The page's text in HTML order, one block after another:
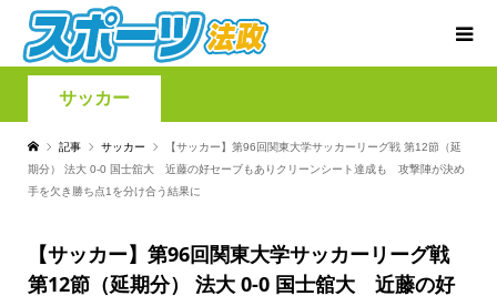
サッカー
記事 サッカー
【サッカー】第96回関東大学サッカーリーグ戦 第12節（延
期分） 法大 0-0 国士舘大 近藤の好セーブもありクリーンシート達成も 攻撃陣が決め
手を欠き勝ち点1を分け合う結果に
【サッカー】第96回関東大学サッカーリーグ戦
第12節（延期分） 法大 0-0 国士舘大 近藤の好